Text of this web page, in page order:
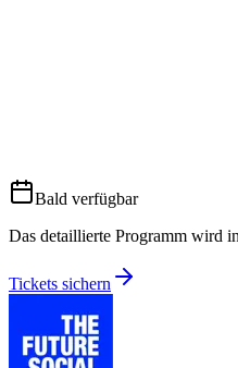
Bald verfügbar
Das detaillierte Programm wird
Tickets sichern